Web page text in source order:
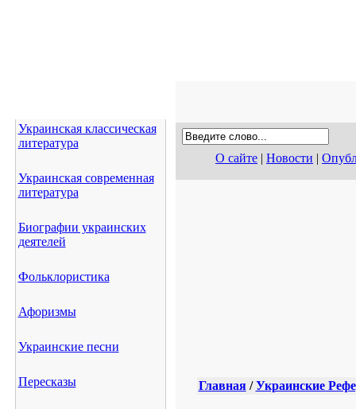
Украинская классическая
литература
Украинская современная
литература
Биографии украинских
деятелей
Фольклористика
Афоризмы
Украинские песни
Пересказы
О сайте | Новости |
Главная/Украинские